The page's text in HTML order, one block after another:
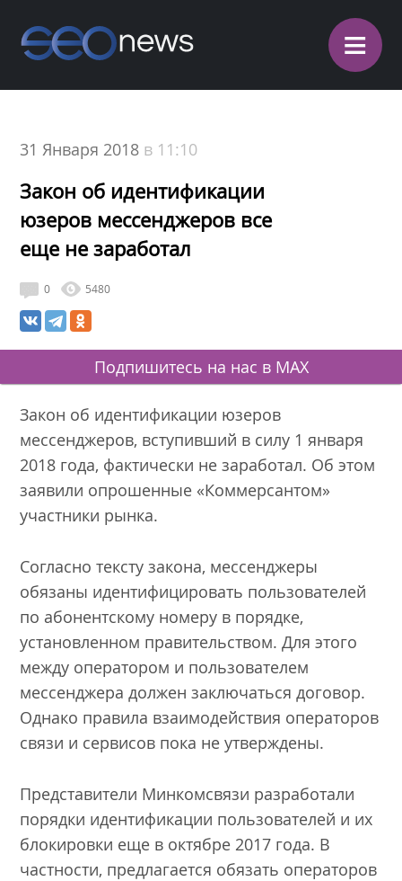
≡
31 Января 2018 в 11:10
Закон об идентификации
юзеров мессенджеров все
еще не заработал
0 5480
Подпишитесь на нас в MAX
Закон об идентификации юзеров
мессенджеров, вступивший в силу 1 января
2018 года, фактически не заработал. Об этом
заявили опрошенные «Коммерсантом»
участники рынка.
Согласно тексту закона, мессенджеры
обязаны идентифицировать пользователей
по абонентскому номеру в порядке,
установленном правительством. Для этого
между оператором и пользователем
мессенджера должен заключаться договор.
Однако правила взаимодействия операторов
связи и сервисов пока не утверждены.
Представители Минкомсвязи разработали
порядки идентификации пользователей и их
блокировки еще в октябре 2017 года. В
частности, предлагается обязать операторов